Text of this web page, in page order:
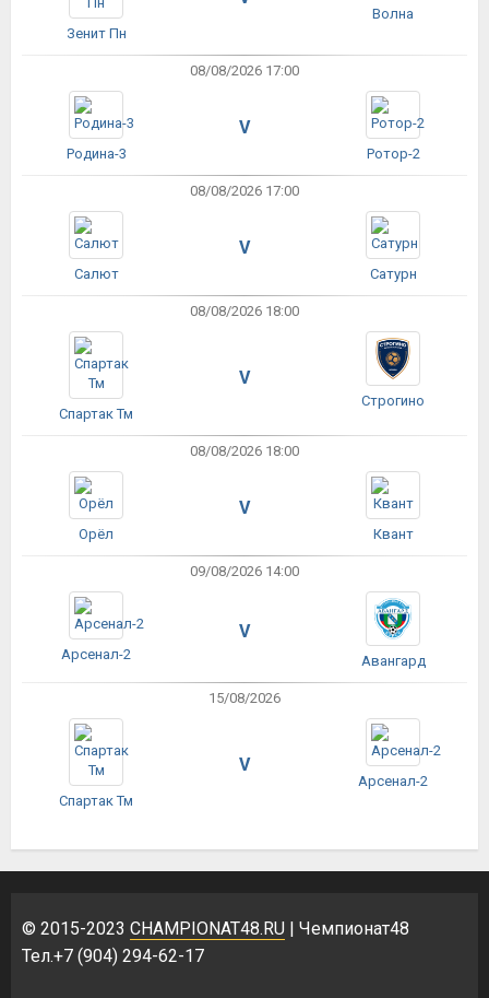
Зенит Пн
Волна
08/08/2026 17:00
Родина-3
V
Ротор-2
08/08/2026 17:00
Салют
V
Сатурн
08/08/2026 18:00
Спартак Тм
V
Строгино
08/08/2026 18:00
Орёл
V
Квант
09/08/2026 14:00
Арсенал-2
V
Авангард
15/08/2026
Спартак Тм
V
Арсенал-2
© 2015-2023 CHAMPIONAT48.RU | Чемпионат48
Тел.+7 (904) 294-62-17